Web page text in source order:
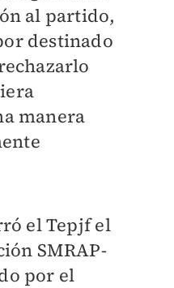
al partido,
destinado
manera
el Tepjf el
SMRAP-
por el